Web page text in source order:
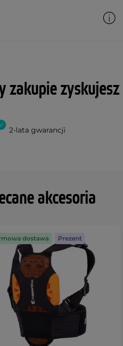
zakupie zyskujesz
2-lata gwarancji
akcesoria
dostawa Prezent